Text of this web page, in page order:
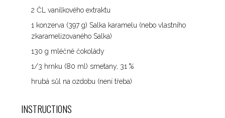
2 ČL vanilkového extraktu
1 konzerva (397 g) Salka karamelu (nebo vlastního
zkaramelizovaného Salka)
130 g mléčné čokolády
1/3 hrnku (80 ml) smetany, 31 %
hrubá sůl na ozdobu (není třeba)
INSTRUCTIONS